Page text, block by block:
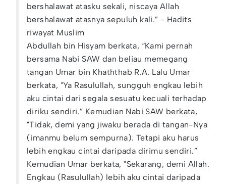
bershalawat atasku sekali, niscaya Allah
bershalawat atasnya sepuluh kali.” - Hadits
riwayat Muslim
Abdullah bin Hisyam berkata, “Kami pernah
bersama Nabi SAW dan beliau memegang
tangan Umar bin Khaththab R.A. Lalu Umar
berkata, "Ya Rasulullah, sungguh engkau lebih
aku cintai dari segala sesuatu kecuali terhadap
diriku sendiri.” Kemudian Nabi SAW berkata,
"Tidak, demi yang jiwaku berada di tangan-Nya
(imanmu belum sempurna). Tetapi aku harus
lebih engkau cintai daripada dirimu sendiri.”
Kemudian Umar berkata, "Sekarang, demi Allah.
Engkau (Rasulullah) lebih aku cintai daripada